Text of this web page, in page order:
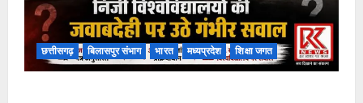
छत्तीसगढ़ बिलासपुर संभाग भारत मध्यप्रदेश शिक्षा जगत